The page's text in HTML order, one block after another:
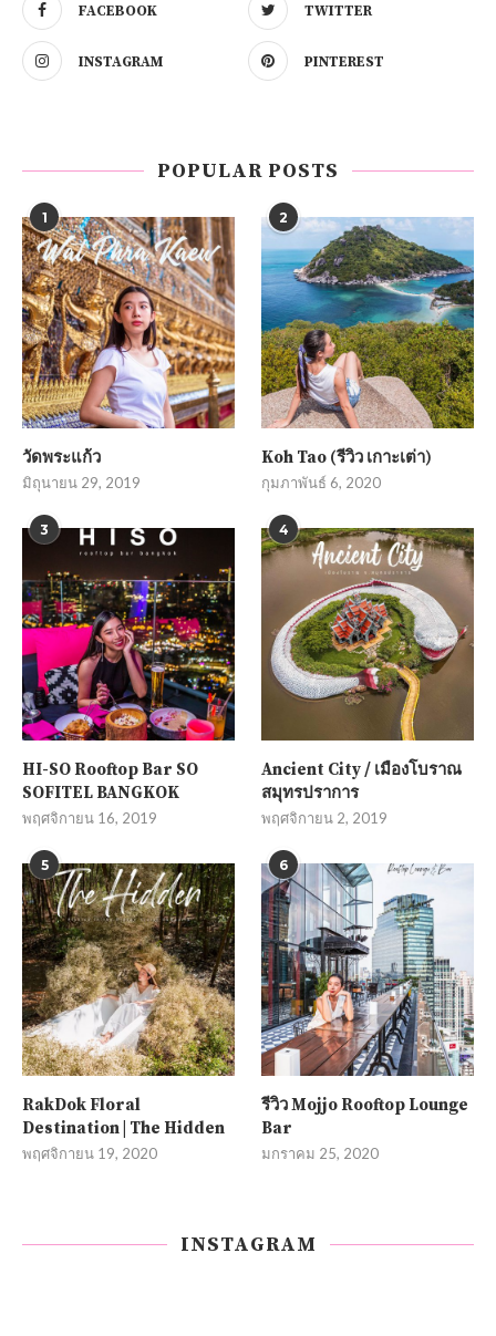
FACEBOOK TWITTER
INSTAGRAM PINTEREST
POPULAR POSTS
1
วัดพระแก้ว
มิถุนายน 29, 2019
2
Koh Tao (รีวิว เกาะเต่า)
กุมภาพันธ์ 6, 2020
3
HI-SO Rooftop Bar SO
SOFITEL BANGKOK
พฤศจิกายน 16, 2019
4
Ancient City / เมืองโบราณ
สมุทรปราการ
พฤศจิกายน 2, 2019
5
RakDok Floral
Destination | The Hidden
พฤศจิกายน 19, 2020
6
รีวิว Mojjo Rooftop Lounge
Bar
มกราคม 25, 2020
INSTAGRAM